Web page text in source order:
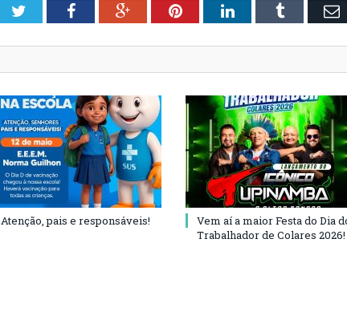
TwitterFacebookGoogle+PinterestLinkedInTumblr
Atenção, pais e responsáveis!
Vem aí a maior Festa do Dia
Trabalhador de Colares 2026!